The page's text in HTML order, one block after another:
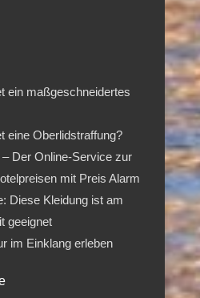
ein maßgeschneidertes
eine Oberlidstraffung?
Der Online-Service zur
mit Preis Alarm
Diese Kleidung ist am
geeignet
im Einklang erleben